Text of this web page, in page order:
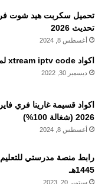
تحديث 2026
أغسطس 8, 2024
اكواد xtream iptv code لمدة سنة 2026 مجانا
ديسمبر 30, 2022
اكواد قسيمة غارينا فري
2026 (شغالة 100%)
أغسطس 8, 2024
رابط منصة مدرستي
1445هـ
سبتمبر 20, 2023